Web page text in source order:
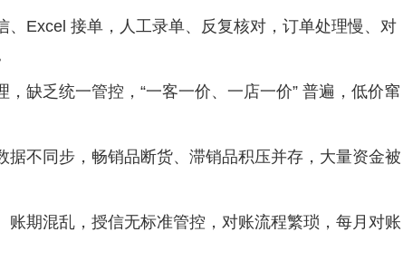
Excel 接单，人工录单、反复核对，订单处理慢、对
缺乏统一管控， “一客一价、一店一价” 普遍，低价窜
据不同步，畅销品断货、滞销品积压并存，大量资金被
账期混乱，授信无标准管控，对账流程繁琐，每月对账